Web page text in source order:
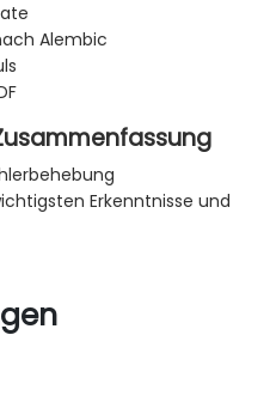
Alembic
Erkenntnisse und